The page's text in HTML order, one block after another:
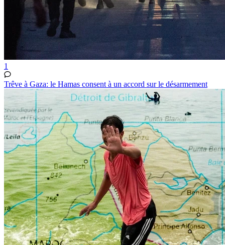
1
Trêve à Gaza: le Hamas consent à un accord sur le désarmement